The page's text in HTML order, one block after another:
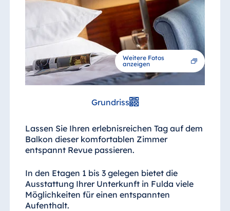
Weitere Fotos
anzeigen
Grundriss
Lassen Sie Ihren erlebnisreichen Tag auf dem
Balkon dieser komfortablen Zimmer
entspannt Revue passieren.
In den Etagen 1 bis 3 gelegen bietet die
Ausstattung Ihrer Unterkunft in Fulda viele
Möglichkeiten für einen entspannten
Aufenthalt.